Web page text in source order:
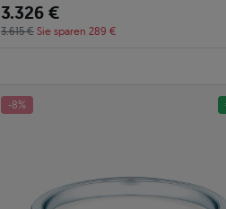
3.326 €
3.615 € Sie sparen 289 €
-8%